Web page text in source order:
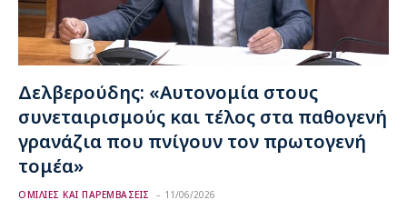
Δελβερούδης: «Αυτονομία στους
συνεταιρισμούς και τέλος στα παθογενή
γρανάζια που πνίγουν τον πρωτογενή
τομέα»
ΟΜΙΛΙΕΣ ΚΑΙ ΠΑΡΕΜΒΑΣΕΙΣ 11/06/2026